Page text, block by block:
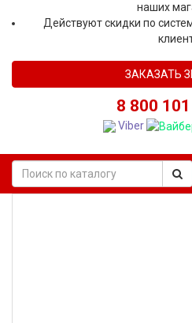
наших
Действуют скидки по
ЗАКАЗАТЬ
8 800
Viber